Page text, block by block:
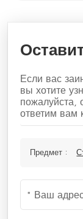
Если вас
вы хотите
пожалуйста,
ответим вам
Предмет :